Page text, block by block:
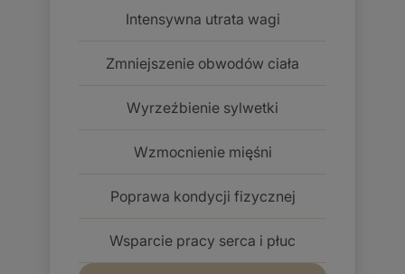
Intensywna utrata wagi
Zmniejszenie obwodów ciała
Wyrzeźbienie sylwetki
Wzmocnienie mięśni
Poprawa kondycji fizycznej
Wsparcie pracy serca i płuc